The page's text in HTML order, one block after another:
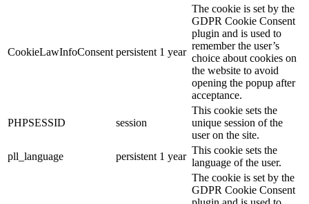
CookieLawInfoConsent persistent 1 year
The cookie is set by the
GDPR Cookie Consent
plugin and is used to
remember the user’s
choice about cookies on
the website to avoid
opening the popup after
acceptance.
PHPSESSID session
This cookie sets the
unique session of the
user on the site.
pll_language
persistent 1 year
This cookie sets the
language of the user.
The cookie is set by the
GDPR Cookie Consent